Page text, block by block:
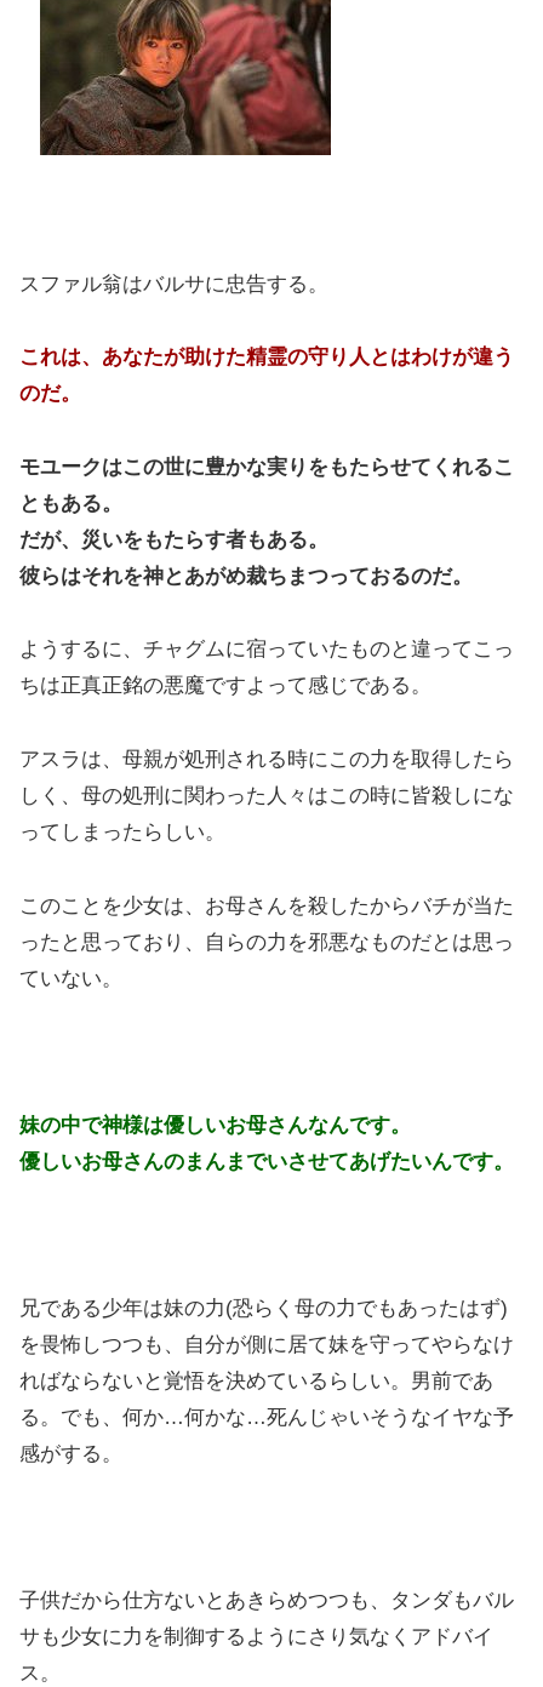
スファル翁はバルサに忠告する。
これは、あなたが助けた精霊の守り人とはわけが違う
のだ。
モユークはこの世に豊かな実りをもたらせてくれるこ
ともある。
だが、災いをもたらす者もある。
彼らはそれを神とあがめ裁ちまつっておるのだ。
ようするに、チャグムに宿っていたものと違ってこっ
ちは正真正銘の悪魔ですよって感じである。
アスラは、母親が処刑される時にこの力を取得したら
しく、母の処刑に関わった人々はこの時に皆殺しにな
ってしまったらしい。
このことを少女は、お母さんを殺したからバチが当た
ったと思っており、自らの力を邪悪なものだとは思っ
ていない。
妹の中で神様は優しいお母さんなんです。
優しいお母さんのまんまでいさせてあげたいんです。
兄である少年は妹の力(恐らく母の力でもあったはず)
を畏怖しつつも、自分が側に居て妹を守ってやらなけ
ればならないと覚悟を決めているらしい。男前であ
る。でも、何か…何かな…死んじゃいそうなイヤな予
感がする。
子供だから仕方ないとあきらめつつも、タンダもバル
サも少女に力を制御するようにさり気なくアドバイ
ス。